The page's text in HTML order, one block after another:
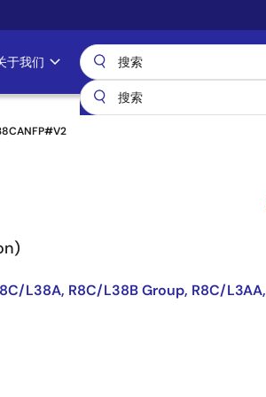
于我们
L38A, R8C/L38B Group, R8C/L3AA,